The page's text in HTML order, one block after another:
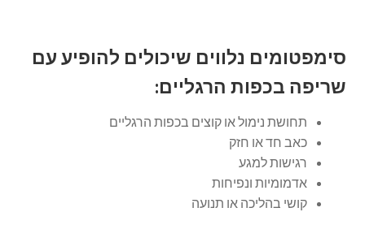
סימפטומים נלווים שיכולים להופיע עם
שריפה בכפות הרגליים:
תחושת נימול או קוצים בכפות הרגליים
כאב חד או חזק
רגישות למגע
אדמומיות ונפיחות
קושי בהליכה או תנועה